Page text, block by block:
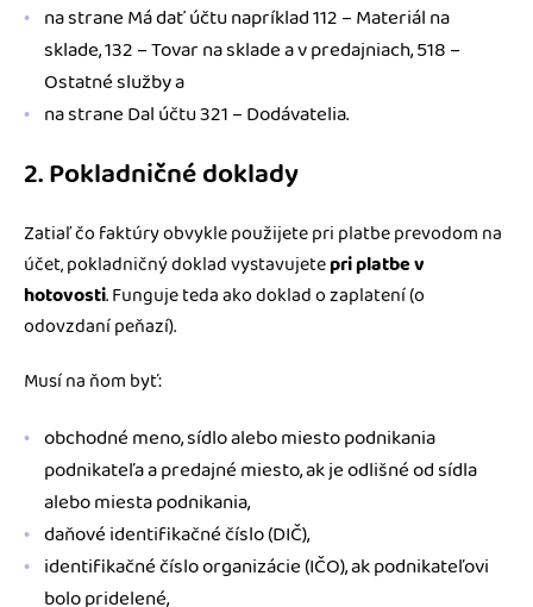
na strane Má dať účtu napríklad 112 – Materiál na
sklade, 132 – Tovar na sklade a v predajniach, 518 –
Ostatné služby a
na strane Dal účtu 321 – Dodávatelia.
2. Pokladničné doklady
Zatiaľ čo faktúry obvykle použijete pri platbe prevodom na
účet, pokladničný doklad vystavujetepri platbe v
hotovosti. Funguje teda ako doklad o zaplatení (o
odovzdaní peňazí).
Musí na ňom byť:
obchodné meno, sídlo alebo miesto podnikania
podnikateľa a predajné miesto, ak je odlišné od sídla
alebo miesta podnikania,
daňové identifikačné číslo (DIČ),
identifikačné číslo organizácie (IČO), ak podnikateľovi
bolo pridelené,